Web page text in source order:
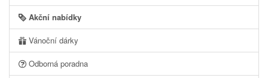
Akční nabídky
Vánoční dárky
Odborná poradna